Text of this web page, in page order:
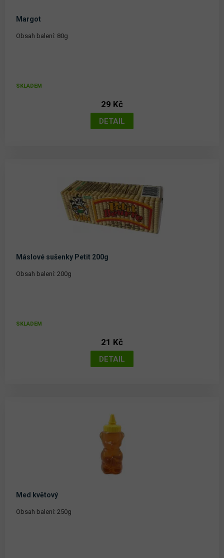
Margot
Obsah balení: 80g
SKLADEM
29 Kč
Máslové sušenky Petit 200g
Obsah balení: 200g
SKLADEM
21 Kč
Med květový
Obsah balení: 250g